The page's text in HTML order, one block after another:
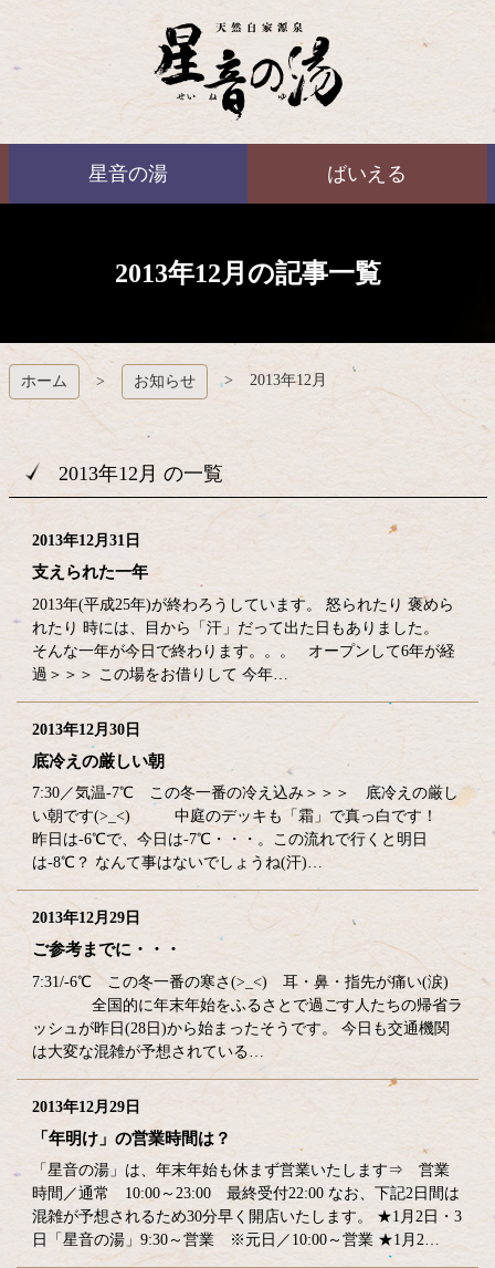
ばいえる
星音の湯 ばいえる
2013年12月の記事一覧
ホーム お知らせ 2013年12月
2013年12月 の一覧
2013年12月31日
支えられた一年
2013年(平成25年)が終わろうしています。 怒られたり 褒めら
れたり 時には、目から「汗」だって出た日もありました。
そんな一年が今日で終わります。。。 オープンして6年が経
過＞＞＞ この場をお借りして 今年…
2013年12月30日
底冷えの厳しい朝
7:30／気温-7℃ この冬一番の冷え込み＞＞＞ 底冷えの厳し
い朝です(>_<) 中庭のデッキも「霜」で真っ白です！
昨日は-6℃で、今日は-7℃・・・。この流れで行くと明日
は-8℃？ なんて事はないでしょうね(汗)…
2013年12月29日
ご参考までに・・・
7:31/-6℃ この冬一番の寒さ(>_<) 耳・鼻・指先が痛い(涙)
全国的に年末年始をふるさとで過ごす人たちの帰省ラ
ッシュが昨日(28日)から始まったそうです。 今日も交通機関
は大変な混雑が予想されている…
2013年12月29日
「年明け」の営業時間は？
「星音の湯」は、年末年始も休まず営業いたします⇒ 営業
時間／通常 10:00～23:00 最終受付22:00 なお、下記2日間は
混雑が予想されるため30分早く開店いたします。 ★1月2日・3
日「星音の湯」9:30～営業 ※元日／10:00～営業 ★1月2…